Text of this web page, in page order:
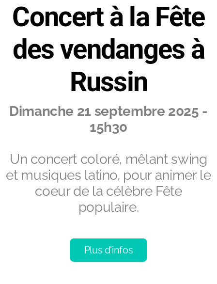
Concert à la Fête
des vendanges à
Russin
Dimanche 21 septembre 2025 -
15h30
Un concert coloré, mêlant swing
et musiques latino, pour animer le
coeur de la célèbre Fête
populaire.
Plus d'infos